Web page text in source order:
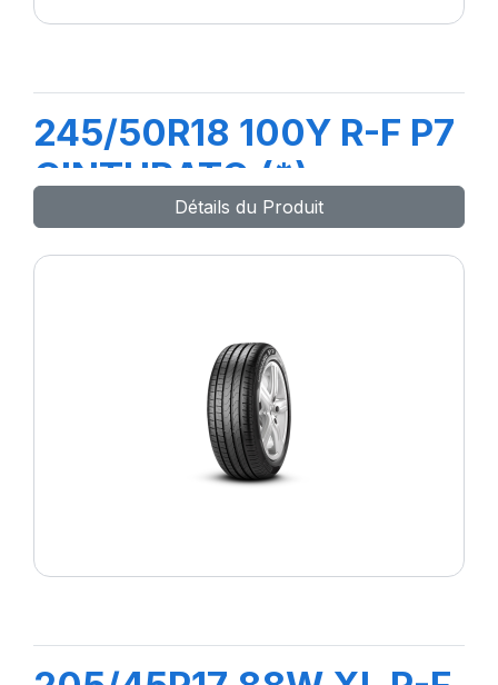
245/50R18 100Y R-F P7
CINTURATO (*)
Détails du Produit